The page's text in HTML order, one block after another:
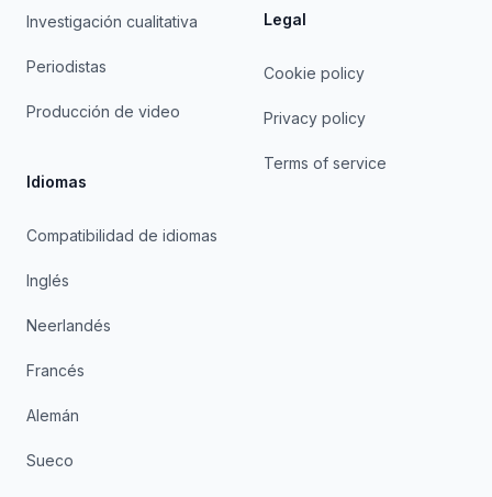
Investigación cualitativa
Periodistas
Producción de video
Idiomas
Compatibilidad de idiomas
Inglés
Neerlandés
Francés
Alemán
Sueco
Legal
Cookie policy
Privacy policy
Terms of service